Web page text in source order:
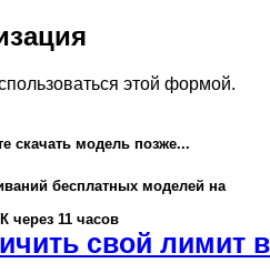
этой формой.
скачать модель позже...
бесплатных моделей на
через 11 часов
свой лимит в